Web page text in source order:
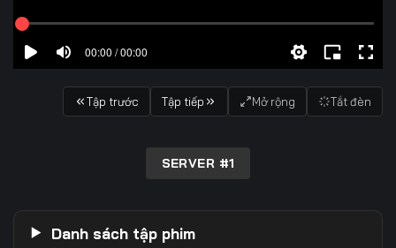
00:00 / 00:00
Tập trước Tập tiếp Mở rộng Tắt đèn
SERVER #1
Danh sách tập phim